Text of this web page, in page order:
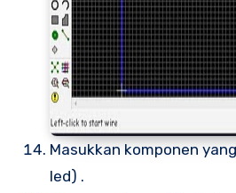
Masukkan komponen
led) .